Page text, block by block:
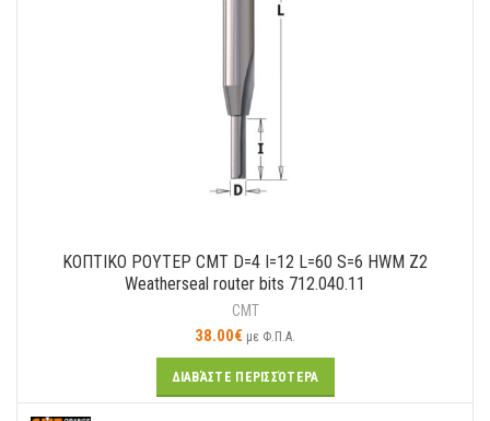
ΚΟΠΤΙΚΟ ΡΟΥΤΕΡ CMT D=4 I=12 L=60 S=6 HWM Z2
Weatherseal router bits 712.040.11
CMT
38.00€ με Φ.Π.Α.
ΔΙΑΒΆΣΤΕ ΠΕΡΙΣΣΌΤΕΡΑ